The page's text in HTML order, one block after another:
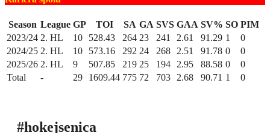
Season League GP TOI SA GA SVS GAA SV% SO PIM
2023/24 2. HL 10 528.43 264 23 241 2.61 91.29 1
0
2024/25 2. HL 10 573.16 292 24 268 2.51 91.78 0
0
2025/26 2. HL 9 507.85 219 25 194 2.95 88.58 0
0
Total
- 29 1609.44 775 72 703 2.68 90.71 1 0
#hokejsenica